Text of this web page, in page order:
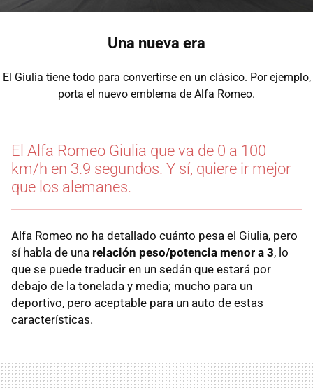
Una nueva era
El Giulia tiene todo para convertirse en un clásico. Por ejemplo,
porta el nuevo emblema de Alfa Romeo.
El Alfa Romeo Giulia que va de 0 a 100
km/h en 3.9 segundos. Y sí, quiere ir mejor
que los alemanes.
Alfa Romeo no ha detallado cuánto pesa el Giulia, pero
sí habla de una relación peso/potencia menor a 3, lo
que se puede traducir en un sedán que estará por
debajo de la tonelada y media; mucho para un
deportivo, pero aceptable para un auto de estas
características.